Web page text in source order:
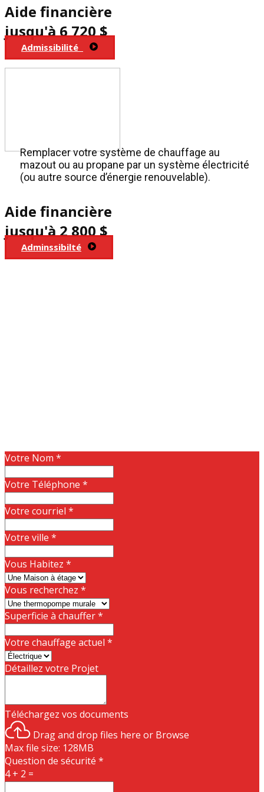
Aide financière
jusqu'à 6 720 $
Admissibilité​
Remplacer votre système de chauffage au
mazout ou au propane par un système électricité
(ou autre source d’énergie renouvelable).
Aide financière
jusqu'à 2 800 $
Adminssibilté
Votre Nom *
Votre Téléphone *
Votre courriel *
Votre ville *
Vous Habitez *
Vous recherchez *
Superficie à chauffer*
Votre chauffage actuel *
Détaillez votre Projet
Téléchargez vos documents
Drag and drop files here or Browse
Max file size: 128MB
Question de sécurité *
4 + 2 =